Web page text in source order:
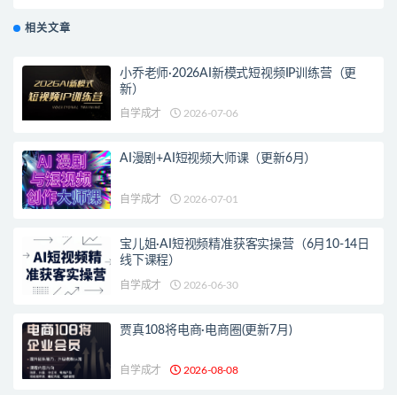
相关文章
小乔老师·2026AI新模式短视频IP训练营（更
新）
自学成才 2026-07-06
AI漫剧+AI短视频大师课（更新6月）
自学成才 2026-07-01
宝儿姐·AI短视频精准获客实操营（6月10-14日
线下课程）
自学成才 2026-06-30
贾真108将电商·电商圈(更新7月)
自学成才 2026-08-08